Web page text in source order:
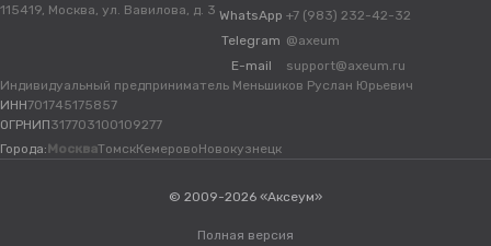
115419, Москва, ул. Вавилова, д. 3 WhatsApp +7 (983) 232-42-32
Telegram @axeum
E-mail
support@axeum.ru
Индивидуальный предприниматель Меньшиков Руслан Юрьевич
ИНН701745175857
ОГРНИП317703100109277
Города: МоскваТомскКемеровоНовокузнецк
© 2009-2026 «Аксеум»
Полная версия